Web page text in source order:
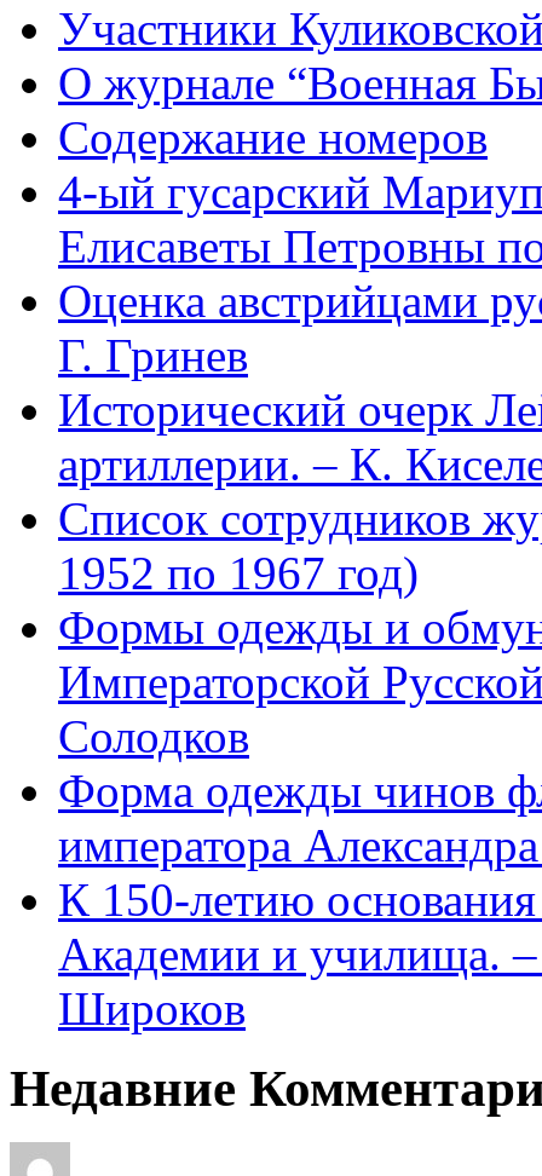
Участники
О журнале “Военная
Содержание номеров
4-ый гусарский
Елисаветы Петровны
Оценка австрийцами
Г. Гринев
Исторический очерк
артиллерии. – К.
Список сотрудников
1952 по 1967 год)
Формы одежды и
Императорской
Солодков
Форма одежды чинов
императора
К 150-летию
Академии и училища.
Широков
Недавние